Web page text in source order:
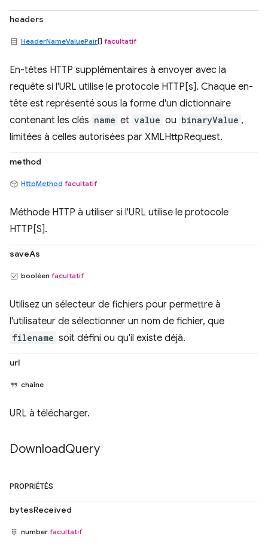
headers
HeaderNameValuePair[] facultatif
En-têtes HTTP supplémentaires à envoyer avec la
requête si l'URL utilise le protocole HTTP[s]. Chaque en-
tête est représenté sous la forme d'un dictionnaire
contenant les clés name et value ou binaryValue ,
limitées à celles autorisées par XMLHttpRequest.
method
HttpMethod facultatif
Méthode HTTP à utiliser si l'URL utilise le protocole
HTTP[S].
saveAs
booléen facultatif
Utilisez un sélecteur de fichiers pour permettre à
l'utilisateur de sélectionner un nom de fichier, que
filename soit défini ou qu'il existe déjà.
url
chaîne
URL à télécharger.
DownloadQuery
PROPRIÉTÉS
bytesReceived
number facultatif